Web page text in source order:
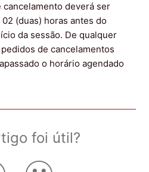
de Sete Dias
feitas no cinema
deverá ser
(duas) horas antes do
da sessão. De qualquer
de cancelamentos
o horário agendado
foi útil?